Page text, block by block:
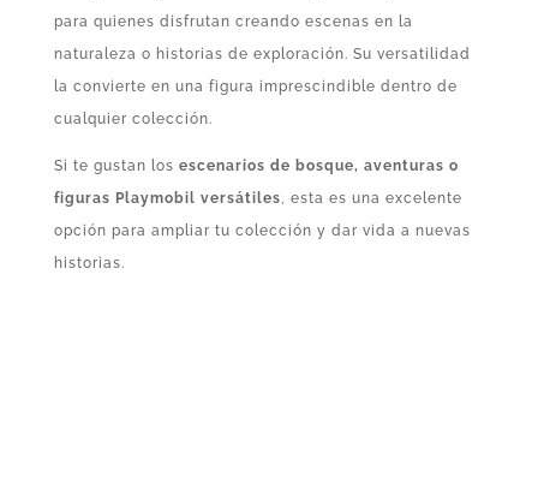
para quienes disfrutan creando escenas en la
naturaleza o historias de exploración. Su versatilidad
la convierte en una figura imprescindible dentro de
cualquier colección.
Si te gustan los escenarios de bosque, aventuras o
figuras Playmobil versátiles, esta es una excelente
opción para ampliar tu colección y dar vida a nuevas
historias.